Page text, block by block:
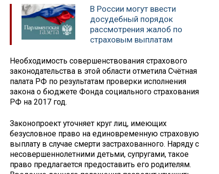
В России могут ввести
досудебный порядок
рассмотрения жалоб по
страховым выплатам
Необходимость совершенствования страхового
законодательства в этой области отметила Счётная
палата РФ по результатам проверки исполнения
закона о бюджете Фонда социального страхования
РФ на 2017 год.
Законопроект уточняет круг лиц, имеющих
безусловное право на единовременную страховую
выплату в случае смерти застрахованного. Наряду с
несовершеннолетними детьми, супругами, такое
право предлагается предоставить его родителям.